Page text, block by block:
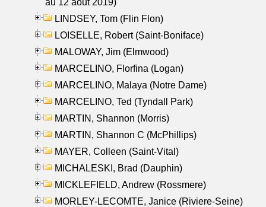
LINDSEY, Tom (Flin Flon)
LOISELLE, Robert (Saint-Boniface)
MALOWAY, Jim (Elmwood)
MARCELINO, Florfina (Logan)
MARCELINO, Malaya (Notre Dame)
MARCELINO, Ted (Tyndall Park)
MARTIN, Shannon (Morris)
MARTIN, Shannon C (McPhillips)
MAYER, Colleen (Saint-Vital)
MICHALESKI, Brad (Dauphin)
MICKLEFIELD, Andrew (Rossmere)
MORLEY-LECOMTE, Janice (Riviere-Seine)